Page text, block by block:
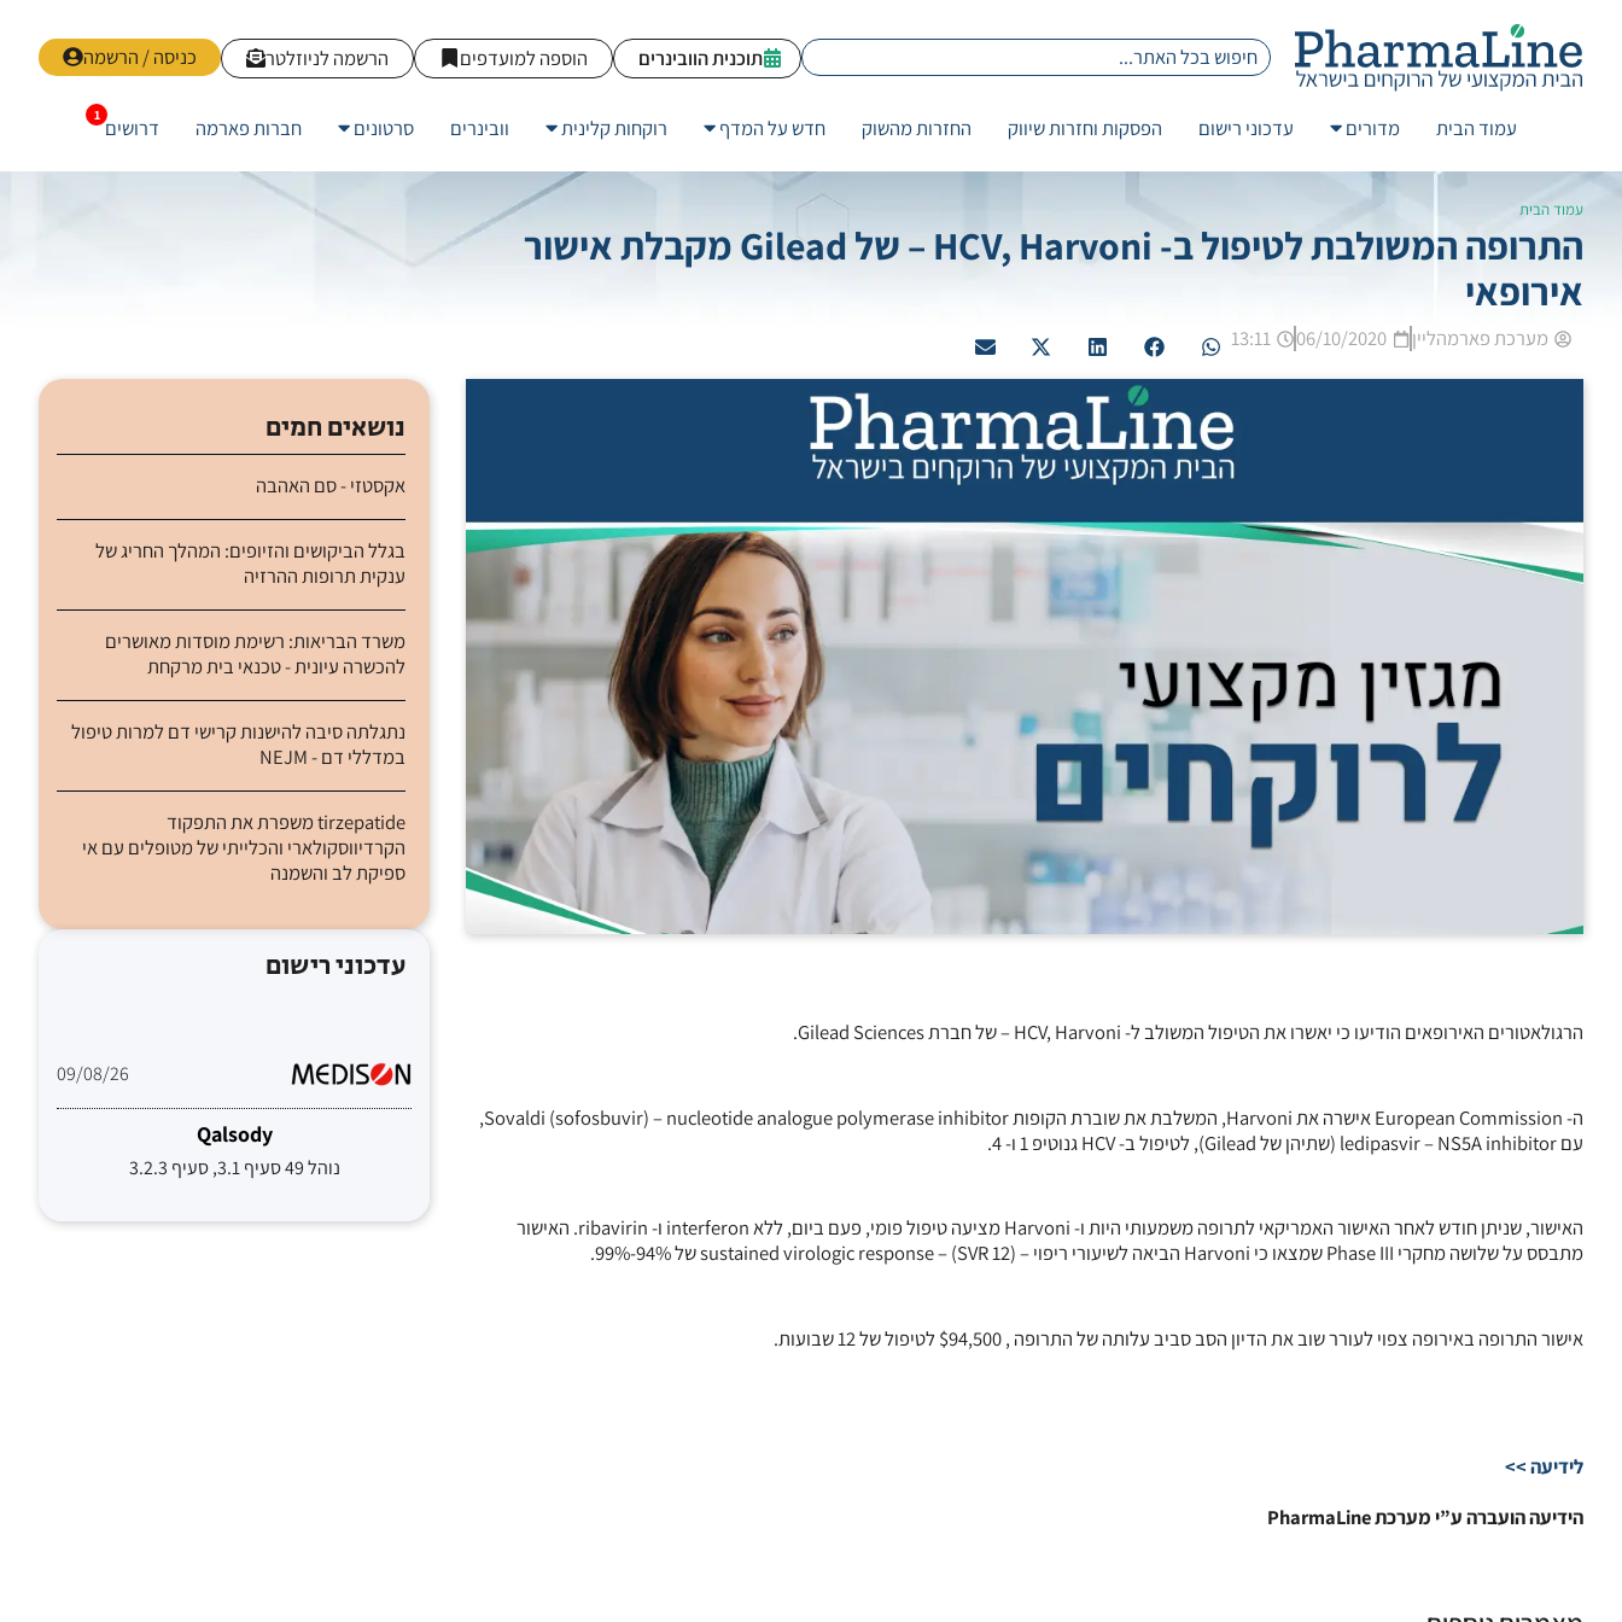
כניסה / הרשמה הרשמה לניוזלטר הוספה למועדפים תוכנית הוובינרים
עמוד הבית מדורים עדכוני רישום הפסקות וחזרות שיווק החזרות מהשוק חדש על המדף רוקחות קלינית וובינרים סרטונים חברות פארמה דרושים
עמוד הבית
התרופה המשולבת לטיפול ב- HCV, Harvoni – של Gilead מקבלת אישור
אירופאי
מערכת פארמהליין 06/10/2020
13:11
הרגולאטורים האירופאים הודיעו כי יאשרו את הטיפול המשולב ל- HCV, Harvoni – של חברת Gilead Sciences.
ה- European Commission אישרה את Harvoni, המשלבת את שוברת הקופות Sovaldi (sofosbuvir) – nucleotide analogue polymerase inhibitor,
עם ledipasvir – NS5A inhibitor (שתיהן של Gilead), לטיפול ב- HCV גנוטיפ 1 ו- 4.
האישור, שניתן חודש לאחר האישור האמריקאי לתרופה משמעותי היות ו- Harvoni מציעה טיפול פומי, פעם ביום, ללא interferon ו- ribavirin. האישור
מתבסס על שלושה מחקרי Phase III שמצאו כי Harvoni הביאה לשיעורי ריפוי – (sustained virologic response – (SVR 12 של 94%-99%.
אישור התרופה באירופה צפוי לעורר שוב את הדיון הסב סביב עלותה של התרופה , $94,500 לטיפול של 12 שבועות.
לידיעה >>
הידיעה הועברה ע”י מערכת PharmaLine
נושאים חמים
אקסטזי - סם האהבה
בגלל הביקושים והזיופים: המהלך החריג של
ענקית תרופות ההרזיה
משרד הבריאות: רשימת מוסדות מאושרים
להכשרה עיונית - טכנאי בית מרקחת
נתגלתה סיבה להישנות קרישי דם למרות טיפול
במדללי דם - NEJM
tirzepatide משפרת את התפקוד
הקרדיווסקולארי והכלייתי של מטופלים עם אי
ספיקת לב והשמנה
עדכוני רישום
09/08/26
Qalsody
נוהל 49 סעיף 3.1, סעיף 3.2.3